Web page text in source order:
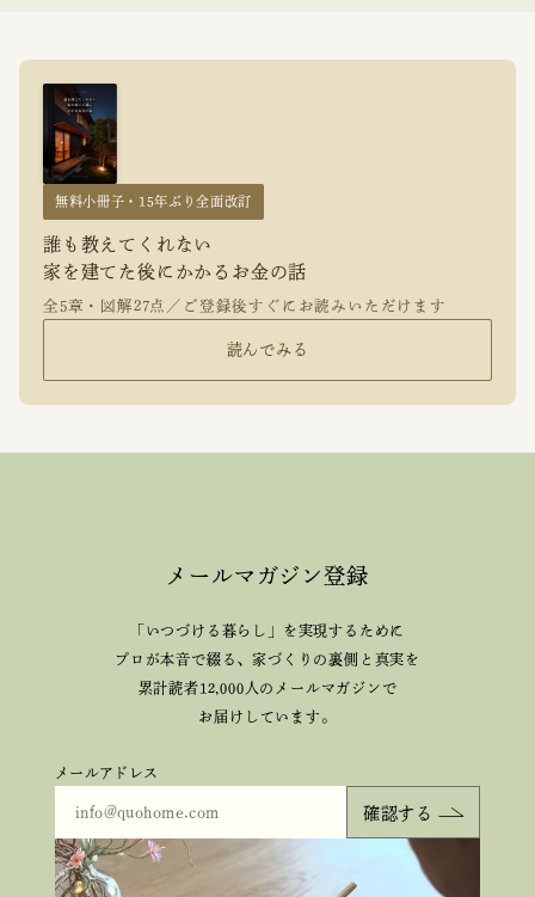
無料小冊子・15年ぶり全面改訂
誰も教えてくれない
家を建てた後にかかるお金の話
全5章・図解27点／ご登録後すぐにお読みいただけます
読んでみる
メールマガジン登録
「いつづける暮らし」を実現するために
プロが本音で綴る、家づくりの裏側と真実を
累計読者12,000人のメールマガジンで
お届けしています。
メールアドレス